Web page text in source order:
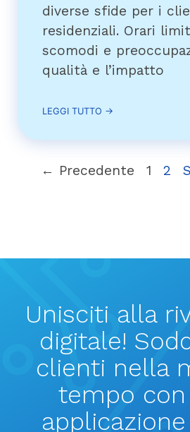
diverse sfide per i
residenziali. Orari
scomodi e
qualità e l’impatto
LEGGI TUTTO →
← Precedente 1 2
Unisciti alla
digitale!
clienti nella
tempo